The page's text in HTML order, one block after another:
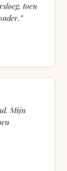
toen
Mijn